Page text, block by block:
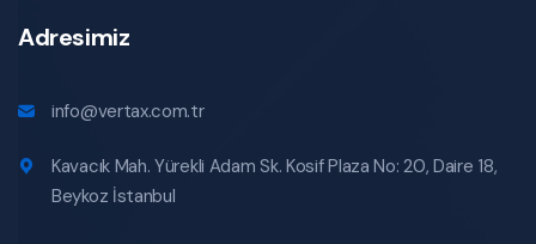
Adresimiz
info@vertax.com.tr
Kavacık Mah. Yürekli Adam Sk. Kosif Plaza No: 20, Daire 18,
Beykoz İstanbul